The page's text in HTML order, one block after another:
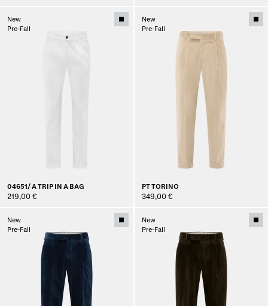
New
Pre-Fall
04651/ A TRIP IN A BAG
219,00 €
New
Pre-Fall
PT TORINO
349,00 €
New
Pre-Fall
New
Pre-Fall